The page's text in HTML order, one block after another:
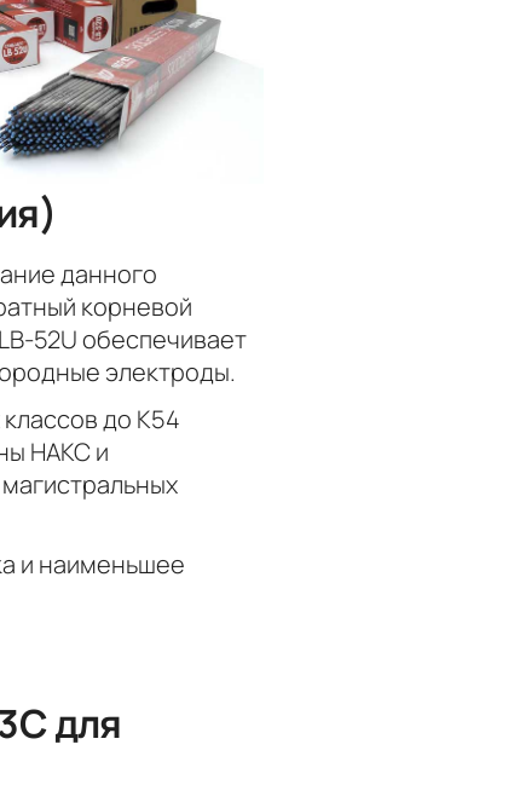
данного
корневой
52U обеспечивает
электроды.
до К54
НАКС и
и наименьшее
для